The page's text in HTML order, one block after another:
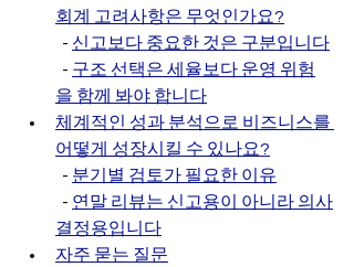
회계 고려사항은 무엇인가요?
  -
신고보다 중요한 것은 구분입니다
  -
구조 선택은 세율보다 운영 위험
을 함께 봐야 합니다
체계적인 성과 분석으로 비즈니스를
어떻게 성장시킬 수 있나요?
  -
분기별 검토가 필요한 이유
  -
연말 리뷰는 신고용이 아니라 의사
결정용입니다
자주 묻는 질문